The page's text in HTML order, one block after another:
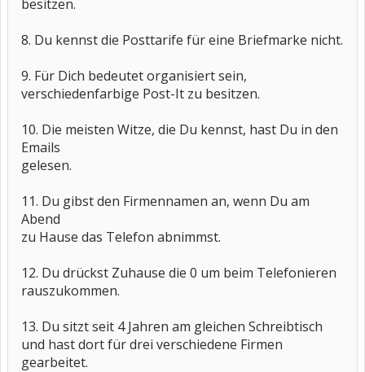
besitzen.
8. Du kennst die Posttarife für eine Briefmarke nicht.
9. Für Dich bedeutet organisiert sein,
verschiedenfarbige Post-It zu besitzen.
10. Die meisten Witze, die Du kennst, hast Du in den
Emails
gelesen.
11. Du gibst den Firmennamen an, wenn Du am
Abend
zu Hause das Telefon abnimmst.
12. Du drückst Zuhause die 0 um beim Telefonieren
rauszukommen.
13. Du sitzt seit 4 Jahren am gleichen Schreibtisch
und hast dort für drei verschiedene Firmen
gearbeitet.